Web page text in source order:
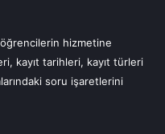
öğrencilerin hizmetine
kayıt tarihleri, kayıt türleri
soru işaretlerini